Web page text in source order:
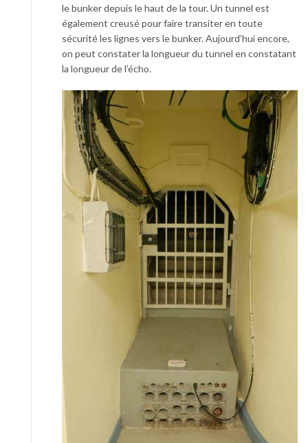
le bunker depuis le haut de la tour. Un tunnel est
également creusé pour faire transiter en toute
sécurité les lignes vers le bunker. Aujourd’hui encore,
on peut constater la longueur du tunnel en constatant
la longueur de l’écho.